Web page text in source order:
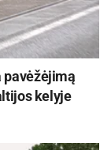
pavėžėjimą
kelyje